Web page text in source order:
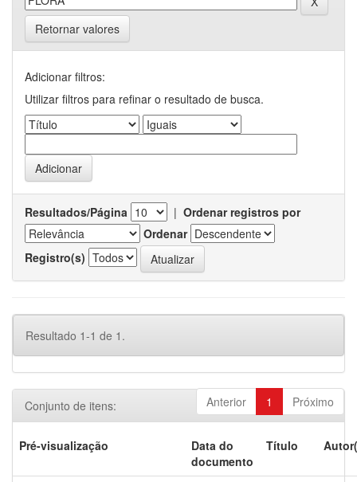
Retornar valores
Adicionar filtros:
Utilizar filtros para refinar o resultado de busca.
Resultados/Página | Ordenar registros por
Ordenar
Registro(s)
Resultado 1-1 de 1.
Anterior 1 Próximo
Conjunto de itens:
Pré-visualização
Data do
documento
Título